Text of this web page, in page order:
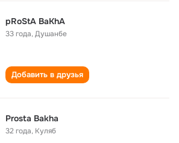
pRoStA BaKhA
33 года,Душанбе
Добавить в друзья
Prosta Bakha
32 года, Куляб